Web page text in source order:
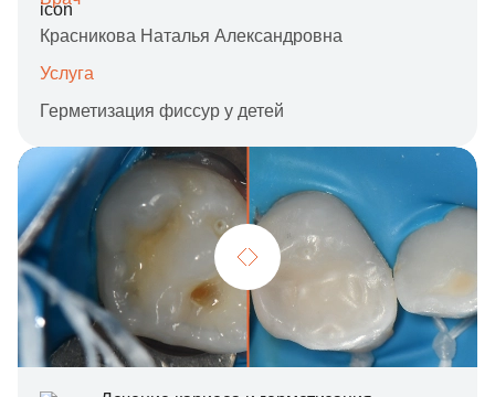
Красникова Наталья Александровна
Услуга
Герметизация фиссур у детей